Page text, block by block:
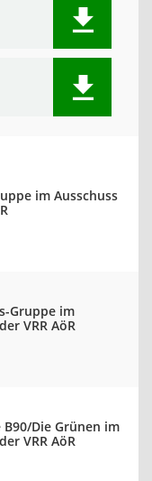
im Ausschuss
Gruppe im
VRR AöR
Die Grünen im
VRR AöR